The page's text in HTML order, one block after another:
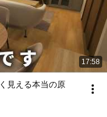
17:58
見える本当の原